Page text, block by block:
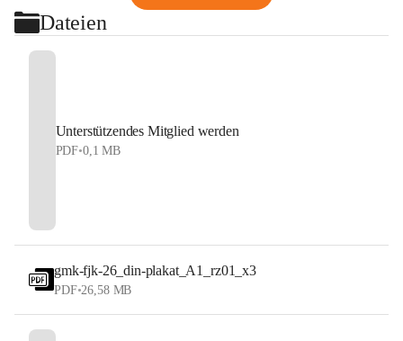
Dateien
Unterstützendes Mitglied werden
PDF•0,1 MB
gmk-fjk-26_din-plakat_A1_rz01_x3
PDF•26,58 MB